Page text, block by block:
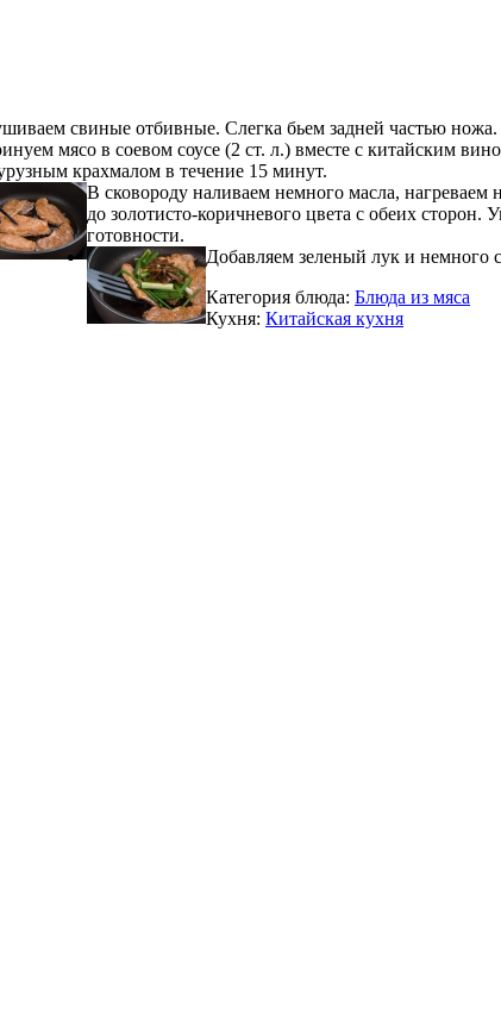
свиные отбивные. Слегка бьем задней частью ножа.
мясо в соевом соусе (2 ст. л.) вместе с китайским
крахмалом в течение 15 минут.
В сковороду наливаем немного масла,
до золотисто-коричневого цвета с обеих
готовности.
Добавляем зеленый лук и немного
Категория блюда: Блюда из мяса
Кухня: Китайская кухня